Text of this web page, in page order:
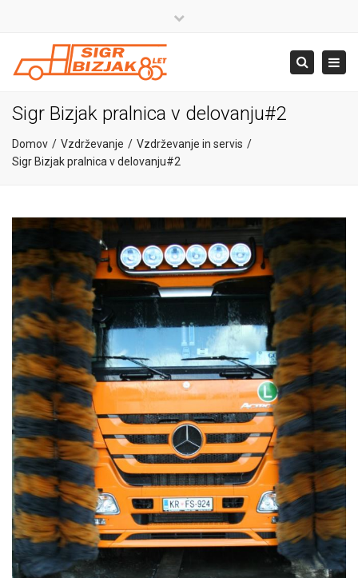
+386 4 581 37 00
Search
Sigr Bizjak pralnica v delovanju#2
Domov Vzdrževanje
Vzdrževanje in servis
Sigr Bizjak pralnica v delovanju#2